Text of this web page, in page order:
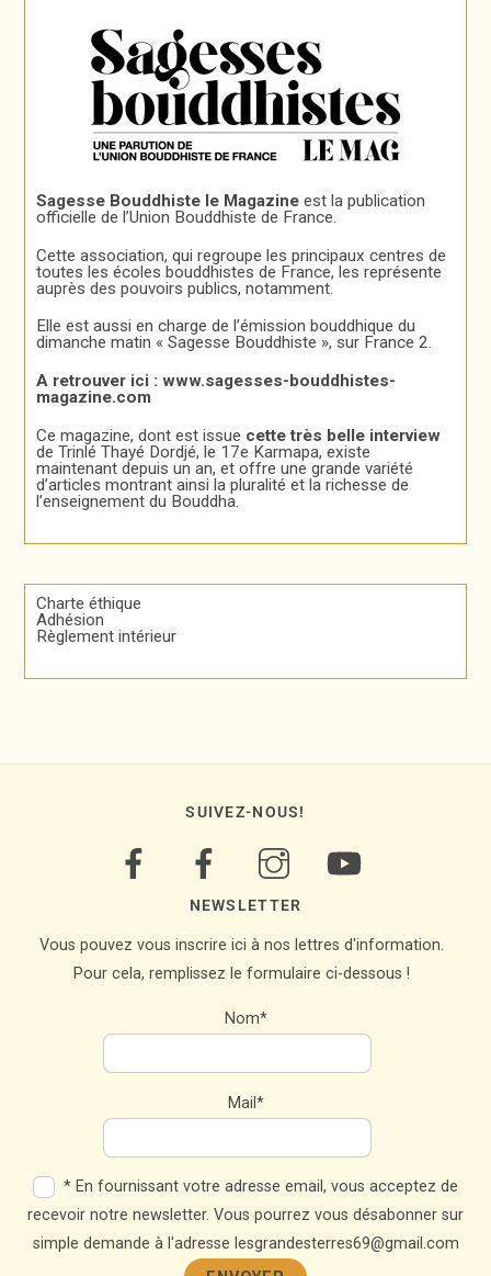
Sagesse Bouddhiste le Magazine est la publication
officielle de l’Union Bouddhiste de France.
Cette association, qui regroupe les principaux centres de
toutes les écoles bouddhistes de France, les représente
auprès des pouvoirs publics, notamment.
Elle est aussi en charge de l’émission bouddhique du
dimanche matin « Sagesse Bouddhiste », sur France 2.
A retrouver ici :www.sagesses-bouddhistes-
magazine.com
Ce magazine, dont est issue cette très belle interview
de Trinlé Thayé Dordjé, le 17e Karmapa, existe
maintenant depuis un an, et offre une grande variété
d’articles montrant ainsi la pluralité et la richesse de
l’enseignement du Bouddha.
Charte éthique
Adhésion
Règlement intérieur
SUIVEZ-NOUS!
NEWSLETTER
Vous pouvez vous inscrire ici à nos lettres d'information.
Pour cela, remplissez le formulaire ci-dessous !
Nom*
Mail*
* En fournissant votre adresse email, vous acceptez de
recevoir notre newsletter. Vous pourrez vous désabonner sur
simple demande à l'adresse lesgrandesterres69@gmail.com